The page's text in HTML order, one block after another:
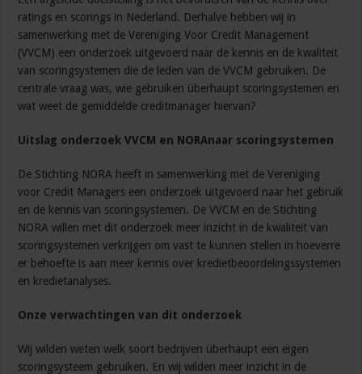
ratings en scorings in Nederland. Derhalve hebben wij in
samenwerking met de Vereniging Voor Credit Management
(VVCM) een onderzoek uitgevoerd naar de kennis en de kwaliteit
van scoringsystemen die de leden van de VVCM gebruiken. De
centrale vraag was, wie gebruiken überhaupt scoringsystemen en
wat weet de gemiddelde creditmanager hiervan?
Uitslag onderzoek VVCM en NORAnaar scoringsystemen
De Stichting NORA heeft in samenwerking met de Vereniging
voor Credit Managers een onderzoek uitgevoerd naar het gebruik
en de kennis van scoringsystemen. De VVCM en de Stichting
NORA willen met dit onderzoek meer inzicht in de kwaliteit van
scoringsystemen verkrijgen om vast te kunnen stellen in hoeverre
er behoefte is aan meer kennis over kredietbeoordelingssystemen
en kredietanalyses.
Onze verwachtingen van dit onderzoek
Wij wilden weten welk soort bedrijven überhaupt een eigen
scoringsysteem gebruiken. En wij wilden meer inzicht in de